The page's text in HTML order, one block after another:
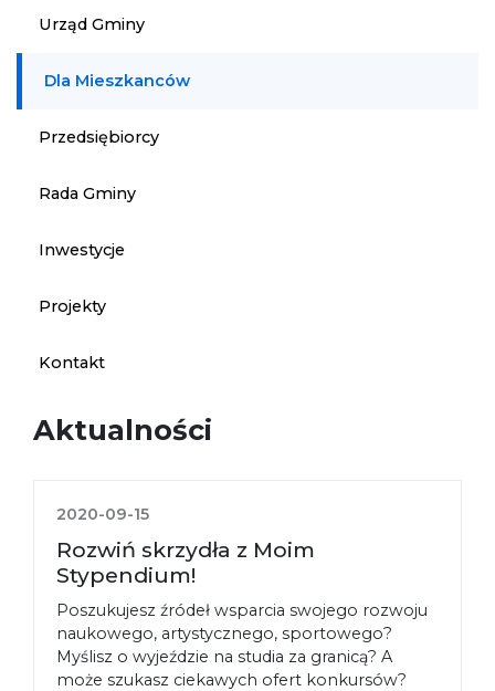
Urząd Gminy
Dla Mieszkanców
Przedsiębiorcy
Rada Gminy
Inwestycje
Projekty
Kontakt
Aktualności
2020-09-15
Rozwiń skrzydła z Moim
Stypendium!
Poszukujesz źródeł wsparcia swojego rozwoju
naukowego, artystycznego, sportowego?
Myślisz o wyjeździe na studia za granicą? A
może szukasz ciekawych ofert konkursów?